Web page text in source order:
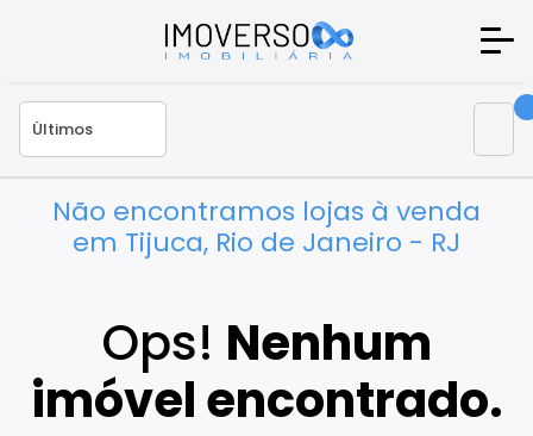
Não encontramos lojas à venda
em Tijuca, Rio de Janeiro - RJ
Ops! Nenhum
imóvel encontrado.